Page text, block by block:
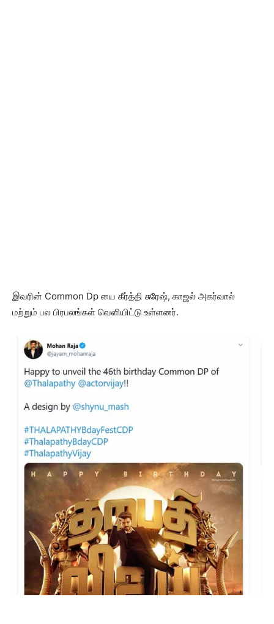
இவரின் Common Dp யை கீர்த்தி சுரேஷ், காஜல் அகர்வால்
மற்றும் பல பிரபலங்கள் வெளியிட்டு உள்ளனர்.